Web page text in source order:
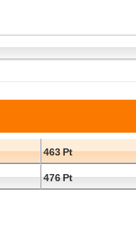
463Pt
476Pt